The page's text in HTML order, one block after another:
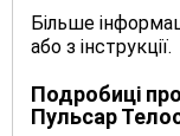
Більше
або з інструкції.
Подробиці
Пульсар